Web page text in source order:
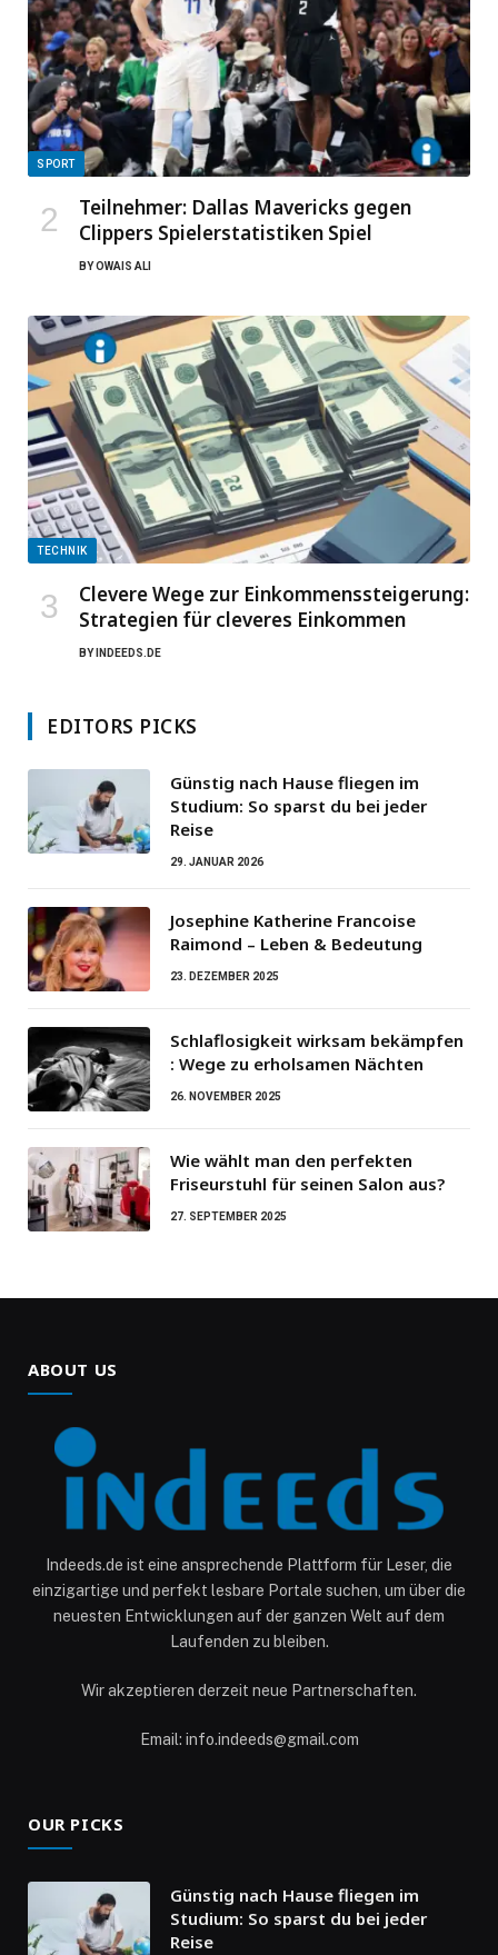
SPORT
Teilnehmer: Dallas Mavericks gegen
Clippers Spielerstatistiken Spiel
BYOWAIS ALI
TECHNIK
Clevere Wege zur Einkommenssteigerung:
Strategien für cleveres Einkommen
BY INDEEDS.DE
EDITORS PICKS
Günstig nach Hause fliegen im
Studium: So sparst du bei jeder
Reise
29. JANUAR 2026
Josephine Katherine Francoise
Raimond – Leben & Bedeutung
23. DEZEMBER 2025
Schlaflosigkeit wirksam bekämpfen
: Wege zu erholsamen Nächten
26. NOVEMBER 2025
Wie wählt man den perfekten
Friseurstuhl für seinen Salon aus?
27. SEPTEMBER 2025
ABOUT US
Indeeds.de ist eine ansprechende Plattform für Leser, die
einzigartige und perfekt lesbare Portale suchen, um über die
neuesten Entwicklungen auf der ganzen Welt auf dem
Laufenden zu bleiben.
Wir akzeptieren derzeit neue Partnerschaften.
Email: info.indeeds@gmail.com
OUR PICKS
Günstig nach Hause fliegen im
Studium: So sparst du bei jeder
Reise